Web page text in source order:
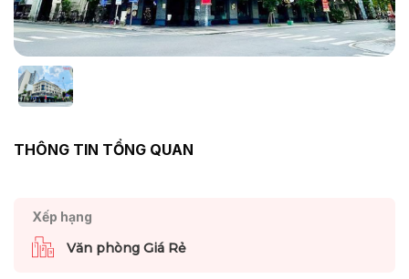
THÔNG TIN TỔNG QUAN
Xếp hạng
Văn phòng Giá Rẻ